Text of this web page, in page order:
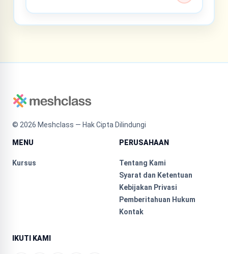
© 2026 Meshclass — Hak Cipta Dilindungi
MENU
Kursus
PERUSAHAAN
Tentang Kami
Syarat dan Ketentuan
Kebijakan Privasi
Pemberitahuan Hukum
Kontak
IKUTI KAMI